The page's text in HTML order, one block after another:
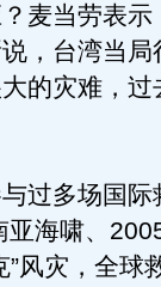
麦当劳表示
，台湾当局
的灾难，过
多场国际
海啸、
风灾，全球